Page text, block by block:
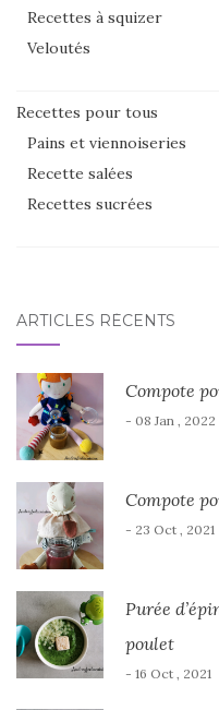
Recettes à squizer
Veloutés
Recettes pour tous
Pains et viennoiseries
Recette salées
Recettes sucrées
ARTICLES RÉCENTS
Compote
- 08 Jan , 2022
Compote
- 23 Oct , 2021
Purée
poulet
- 16 Oct , 2021